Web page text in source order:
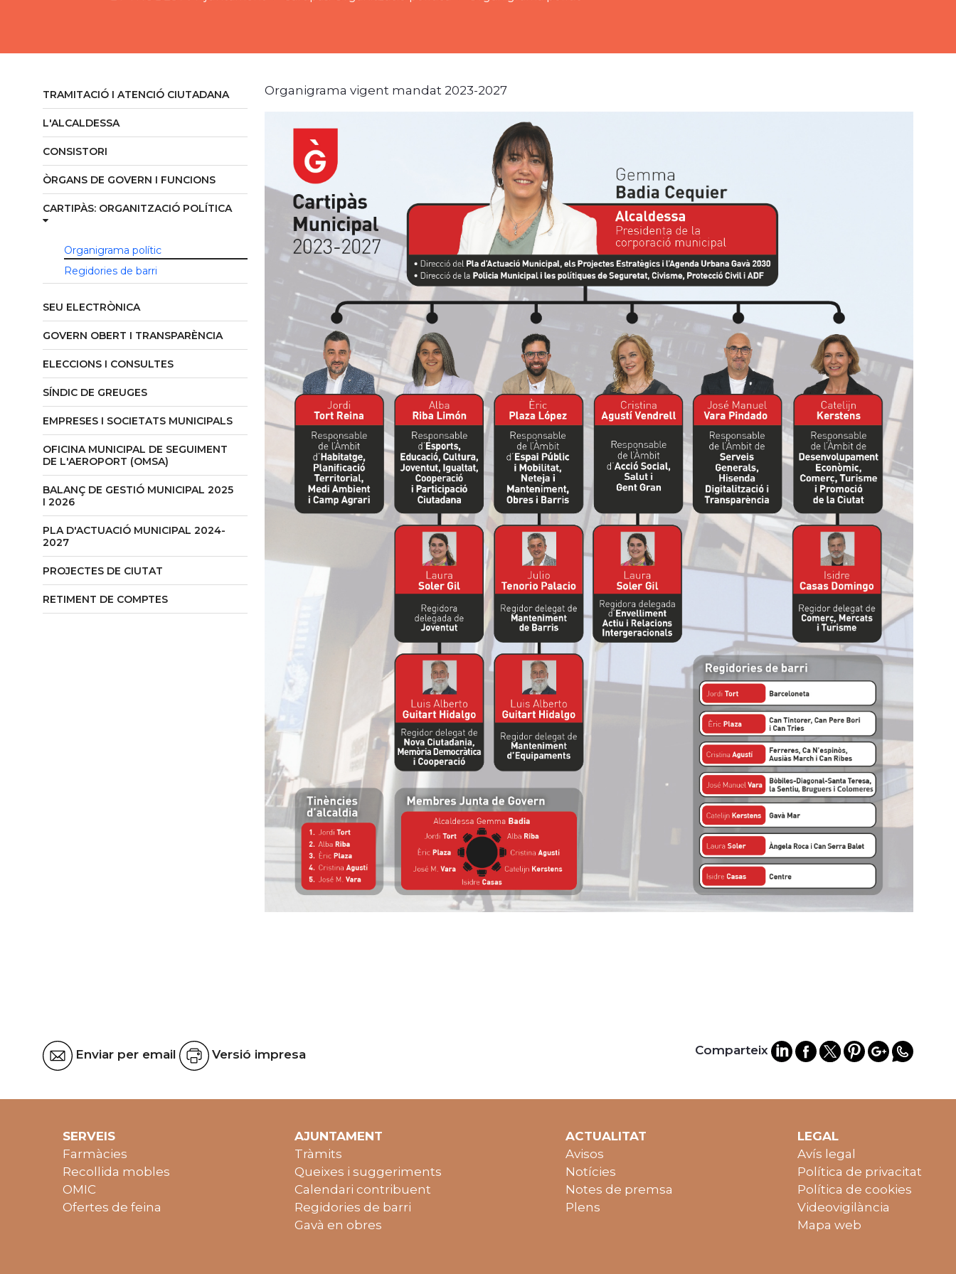
TRAMITACIÓ I ATENCIÓ CIUTADANA
L'ALCALDESSA
CONSISTORI
ÒRGANS DE GOVERN I FUNCIONS
CARTIPÀS: ORGANITZACIÓ POLÍTICA
Organigrama polític
Regidories de barri
SEU ELECTRÒNICA
GOVERN OBERT I TRANSPARÈNCIA
ELECCIONS I CONSULTES
SÍNDIC DE GREUGES
EMPRESES I SOCIETATS MUNICIPALS
OFICINA MUNICIPAL DE SEGUIMENT
DE L'AEROPORT (OMSA)
BALANÇ DE GESTIÓ MUNICIPAL 2025
I 2026
PLA D'ACTUACIÓ MUNICIPAL 2024-
2027
PROJECTES DE CIUTAT
RETIMENT DE COMPTES
Organigrama vigent mandat 2023-2027
Enviar per email Versió impresa Comparteix
SERVEIS
Farmàcies
Recollida mobles
OMIC
Ofertes de feina
AJUNTAMENT
Tràmits
Queixes i suggeriments
Calendari contribuent
Regidories de barri
Gavà en obres
ACTUALITAT
Avisos
Notícies
Notes de premsa
Plens
LEGAL
Avís legal
Política de privacitat
Política de cookies
Videovigilància
Mapa web